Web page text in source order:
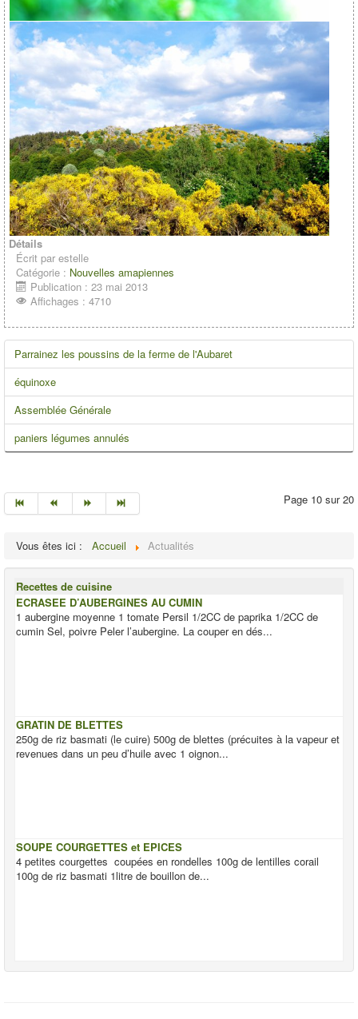
Détails
Écrit par estelle
Catégorie : Nouvelles amapiennes
Publication : 23 mai 2013
Affichages : 4710
Parrainez les poussins de la ferme de l'Aubaret
équinoxe
Assemblée Générale
paniers légumes annulés
Page 10 sur 20
Vous êtes ici : Accueil Actualités
Recettes de cuisine
ECRASEE D’AUBERGINES AU CUMIN
1 aubergine moyenne 1 tomate Persil 1/2CC de paprika 1/2CC de
cumin Sel, poivre Peler l’aubergine. La couper en dés...
GRATIN DE BLETTES
250g de riz basmati (le cuire) 500g de blettes (précuites à la vapeur et
revenues dans un peu d’huile avec 1 oignon...
SOUPE COURGETTES et EPICES
4 petites courgettes coupées en rondelles 100g de lentilles corail
100g de riz basmati 1litre de bouillon de...